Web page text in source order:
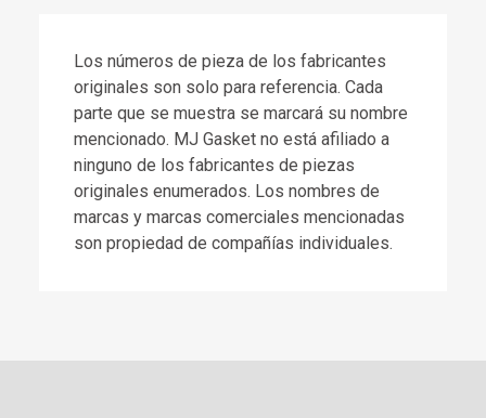
Los números de pieza de los fabricantes
originales son solo para referencia. Cada
parte que se muestra se marcará su nombre
mencionado. MJ Gasket no está afiliado a
ninguno de los fabricantes de piezas
originales enumerados. Los nombres de
marcas y marcas comerciales mencionadas
son propiedad de compañías individuales.